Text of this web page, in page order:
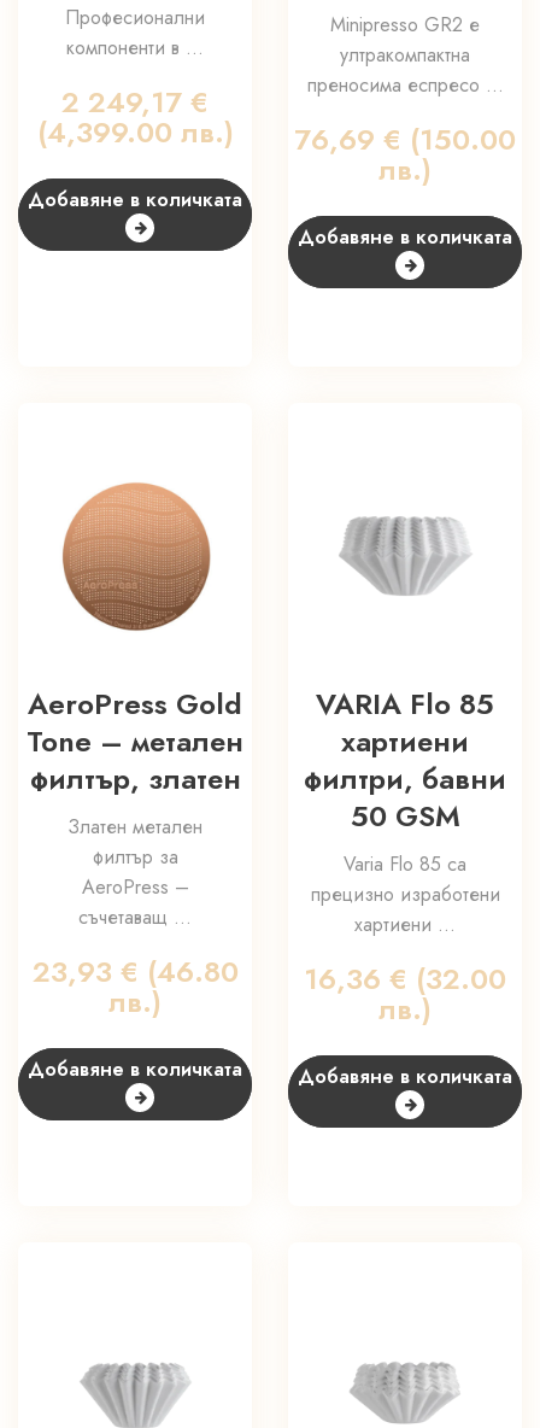
Професионални
компоненти в ...
2 249,17 €
(4,399.00 лв.)
Добавяне в количката
Minipresso GR2 е
ултракомпактна
преносима еспресо ...
76,69 € (150.00
лв.)
Добавяне в количката
AeroPress Gold
Tone – метален
филтър, златен
Златен метален
филтър за
AeroPress –
съчетаващ ...
23,93 € (46.80
лв.)
Добавяне в количката
VARIA Flo 85
хартиени
филтри, бавни
50 GSM
Varia Flo 85 са
прецизно изработени
хартиени ...
16,36 € (32.00
лв.)
Добавяне в количката